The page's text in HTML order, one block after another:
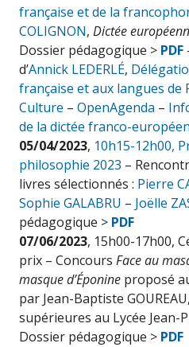
française et de la
COLIGNON, Dictée
Dossier pédagogique > PDF
d’Annick LEDERLÉ,
française et aux langues de
Culture – OpenAgenda –
de la dictée franco-
05/04/2023, 10h15-12h00,
philosophie 2023 –
livres sélectionnés : Pierre
Sophie GALABRU – Joëlle
pédagogique > PDF
07/06/2023, 15h00-17h00,
prix – Concours Face au
masque d’Éponine proposé
par Jean-Baptiste
supérieures au Lycée Jean-
Dossier pédagogique > PDF